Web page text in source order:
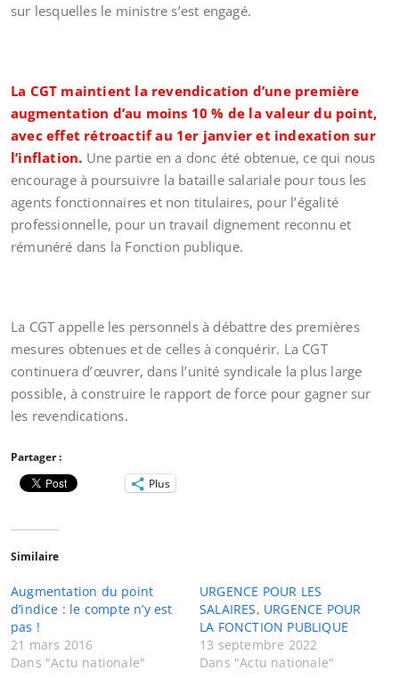
sur lesquelles le ministre s’est engagé.
La CGT maintient la revendication d’une première
augmentation d’au moins 10 % de la valeur du point,
avec effet rétroactif au 1er janvier et indexation sur
l’inflation. Une partie en a donc été obtenue, ce qui nous
encourage à poursuivre la bataille salariale pour tous les
agents fonctionnaires et non titulaires, pour l’égalité
professionnelle, pour un travail dignement reconnu et
rémunéré dans la Fonction publique.
La CGT appelle les personnels à débattre des premières
mesures obtenues et de celles à conquérir. La CGT
continuera d’œuvrer, dans l’unité syndicale la plus large
possible, à construire le rapport de force pour gagner sur
les revendications.
Partager :
Plus
Similaire
Augmentation du point
d’indice : le compte n’y est
pas !
21 mars 2016
Dans "Actu nationale"
URGENCE POUR LES
SALAIRES, URGENCE POUR
LA FONCTION PUBLIQUE
13 septembre 2022
Dans "Actu nationale"